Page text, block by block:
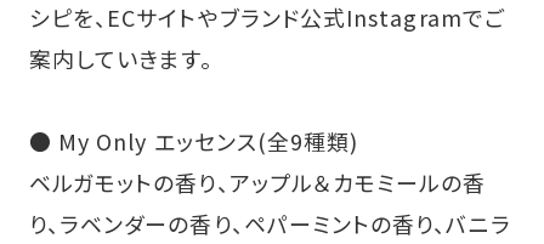
シピを、ECサイトやブランド公式Instagramでご
案内していきます。
● My Only エッセンス(全9種類)
ベルガモットの香り、アップル＆カモミールの香
り、ラベンダーの香り、ペパーミントの香り、バニラ